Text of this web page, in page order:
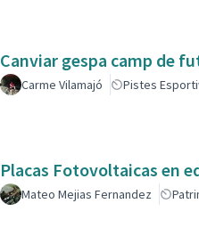
Canviar gespa camp de
Carme Vilamajó Pistes
Placas Fotovoltaicas en
Mateo Mejias Fernandez